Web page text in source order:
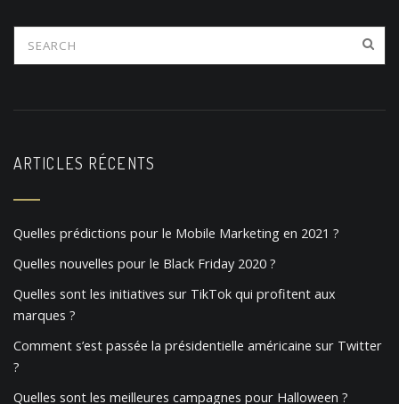
n
i
t
i
o
n
ARTICLES RÉCENTS
Quelles prédictions pour le Mobile Marketing en 2021 ?
Quelles nouvelles pour le Black Friday 2020 ?
Quelles sont les initiatives sur TikTok qui profitent aux
marques ?
Comment s’est passée la présidentielle américaine sur Twitter
?
Quelles sont les meilleures campagnes pour Halloween ?